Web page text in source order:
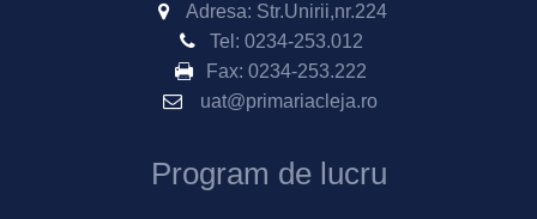
Adresa: Str.Unirii,nr.224
Tel: 0234-253.012
Fax: 0234-253.222
uat@primariacleja.ro
Program de lucru